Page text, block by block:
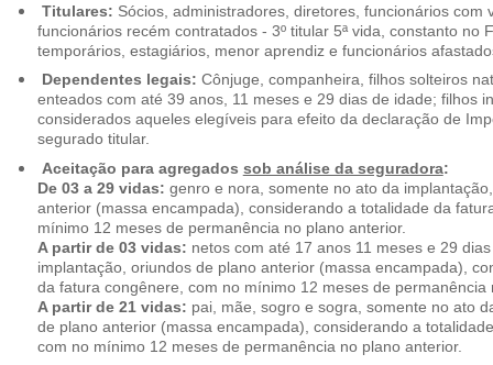
Titulares: Sócios, administradores, diretores, funcionários com
funcionários recém contratados - 3º titular 5ª vida, constanto no
temporários, estagiários, menor aprendiz e funcionários
Dependentes legais: Cônjuge, companheira, filhos solteiros
enteados com até 39 anos, 11 meses e 29 dias de idade; filhos
considerados aqueles elegíveis para efeito da declaração de
segurado titular.
Aceitação para agregados sob análise da seguradora:
De 03 a 29 vidas: genro e nora, somente no ato da
anterior (massa encampada), considerando a totalidade da
mínimo 12 meses de permanência no plano anterior.
A partir de 03 vidas: netos com até 17 anos 11 meses e 29
implantação, oriundos de plano anterior (massa encampada),
da fatura congênere, com no mínimo 12 meses de permanência
A partir de 21 vidas: pai, mãe, sogro e sogra, somente no ato
de plano anterior (massa encampada), considerando a
com no mínimo 12 meses de permanência no plano anterior.